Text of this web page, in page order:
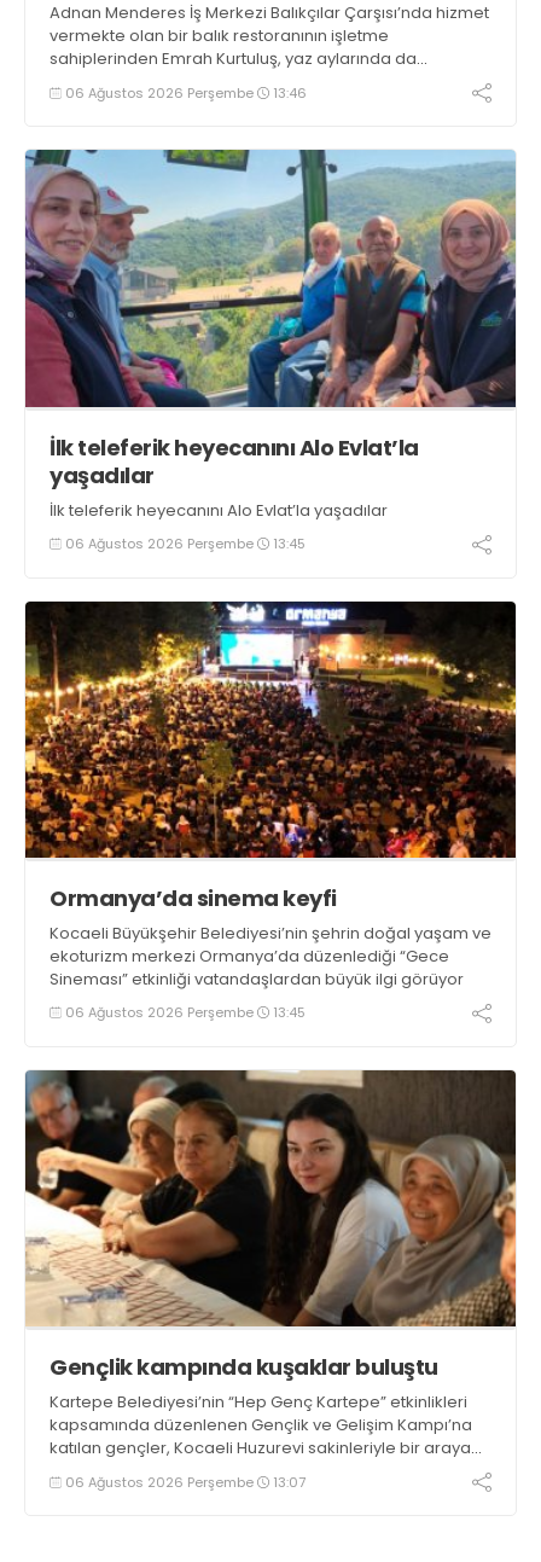
Adnan Menderes İş Merkezi Balıkçılar Çarşısı’nda hizmet
vermekte olan bir balık restoranının işletme
sahiplerinden Emrah Kurtuluş, yaz aylarında da
tezgahlarda taze balık bulunduğunu ifade ederek “Yıl
boyunca tezgahlarda taze balık bulmak mümkün
06 Ağustos 2026 Perşembe 13:46
İlk teleferik heyecanını Alo Evlat’la
yaşadılar
İlk teleferik heyecanını Alo Evlat’la yaşadılar
06 Ağustos 2026 Perşembe 13:45
Ormanya’da sinema keyfi
Kocaeli Büyükşehir Belediyesi’nin şehrin doğal yaşam ve
ekoturizm merkezi Ormanya’da düzenlediği “Gece
Sineması” etkinliği vatandaşlardan büyük ilgi görüyor
06 Ağustos 2026 Perşembe 13:45
Gençlik kampında kuşaklar buluştu
Kartepe Belediyesi’nin “Hep Genç Kartepe” etkinlikleri
kapsamında düzenlenen Gençlik ve Gelişim Kampı’na
katılan gençler, Kocaeli Huzurevi sakinleriyle bir araya
geldi06 Ağustos 2026 Perşembe 13:07